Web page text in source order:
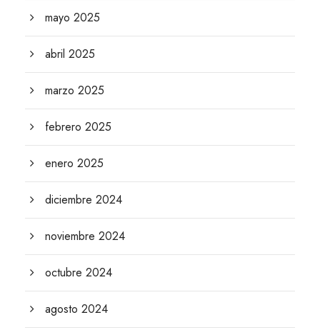
mayo 2025
abril 2025
marzo 2025
febrero 2025
enero 2025
diciembre 2024
noviembre 2024
octubre 2024
agosto 2024